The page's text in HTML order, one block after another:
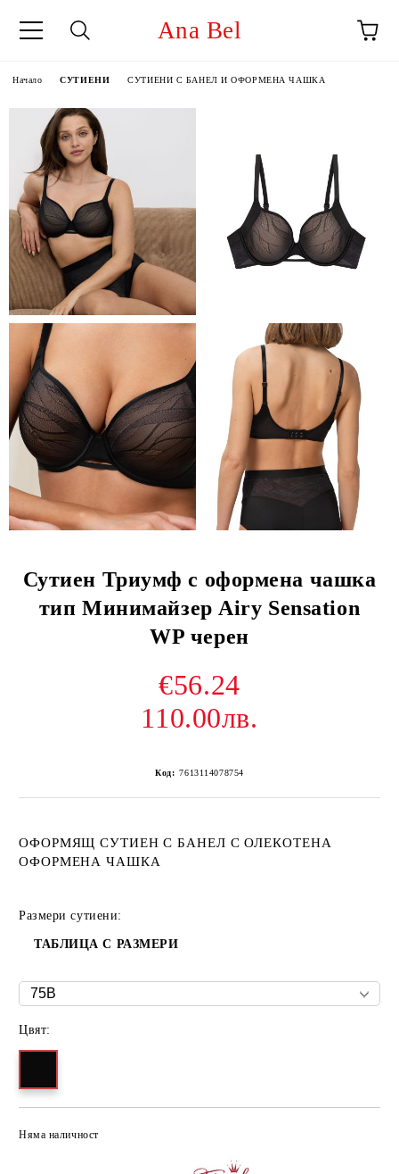
Ana Bel
Начало СУТИЕНИ СУТИЕНИ С БАНЕЛ И ОФОРМЕНА ЧАШКА
Сутиен Триумф с оформена чашка
тип Минимайзер Airy Sensation
WP черен
€56.24
110.00лв.
Код: 7613114078754
ОФОРМЯЩ СУТИЕН С БАНЕЛ С ОЛЕКОТЕНА
ОФОРМЕНА ЧАШКА
Размери сутиени:
ТАБЛИЦА С РАЗМЕРИ
Цвят:
Няма наличност